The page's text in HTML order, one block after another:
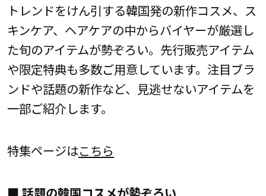
トレンドをけん引する韓国発の新作コスメ、ス
キンケア、ヘアケアの中からバイヤーが厳選し
た旬のアイテムが勢ぞろい。先行販売アイテム
や限定特典も多数ご用意しています。注目ブラ
ンドや話題の新作など、見逃せないアイテムを
一部ご紹介します。
特集ページはこちら